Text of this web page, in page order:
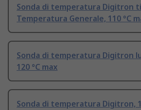
Sonda di temperatura Digitron
Temperatura Generale, 110 °C
Sonda di temperatura Digitron
120 °C max
Sonda di temperatura Digitron,